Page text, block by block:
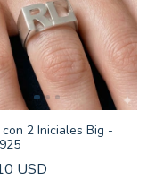
2 Iniciales Big -
USD